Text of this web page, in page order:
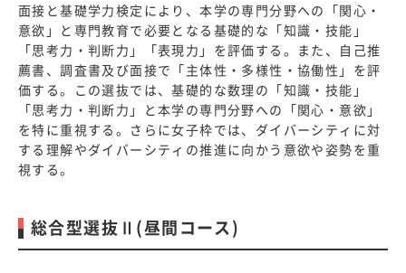
面接と基礎学力検定により、本学の専門分野への「関心・
意欲」と専門教育で必要となる基礎的な「知識・技能」
「思考力・判断力」「表現力」を評価する。また、自己推
薦書、調査書及び面接で「主体性・多様性・協働性」を評
価する。この選抜では、基礎的な数理の「知識・技能」
「思考力・判断力」と本学の専門分野への「関心・意欲」
を特に重視する。さらに女子枠では、ダイバーシティに対
する理解やダイバーシティの推進に向かう意欲や姿勢を重
視する。
総合型選抜Ⅱ(昼間コース)